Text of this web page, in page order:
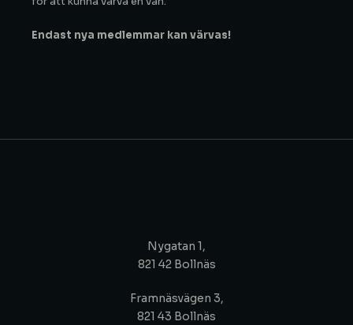
Endast nya medlemmar kan värvas!
Nygatan 1,
821 42 Bollnäs
Framnäsvägen 3,
821 43 Bollnäs